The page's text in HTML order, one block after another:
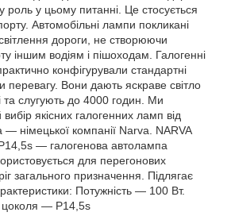
роль у цьому питанні. Це стосується
Автомобільні лампи покликані
дороги, не створюючи
іншим водіям і пішоходам. Галогенні
конфігурували стандартні
перевагу. Вони дають яскраве світло
та слугують до 4000 годин. Ми
якісних галогенних ламп від
— німецької компанії Narva. NARVA
— галогенова автолампа
для перегонових
загального призначення. Підлягає
Потужність — 100 Вт.
— P14,5s